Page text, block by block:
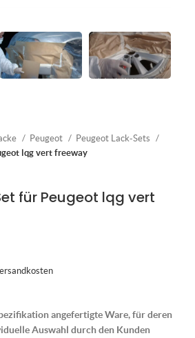
Peugeot
Peugeot Lack-Sets
lqg vert freeway
für Peugeot lqg vert
angefertigte Ware, für deren
Auswahl durch den Kunden